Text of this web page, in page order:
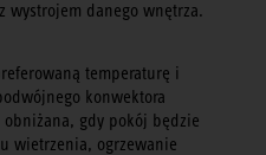
wystrojem danego wnętrza.
temperaturę i
konwektora
gdy pokój będzie
wietrzenia, ogrzewanie